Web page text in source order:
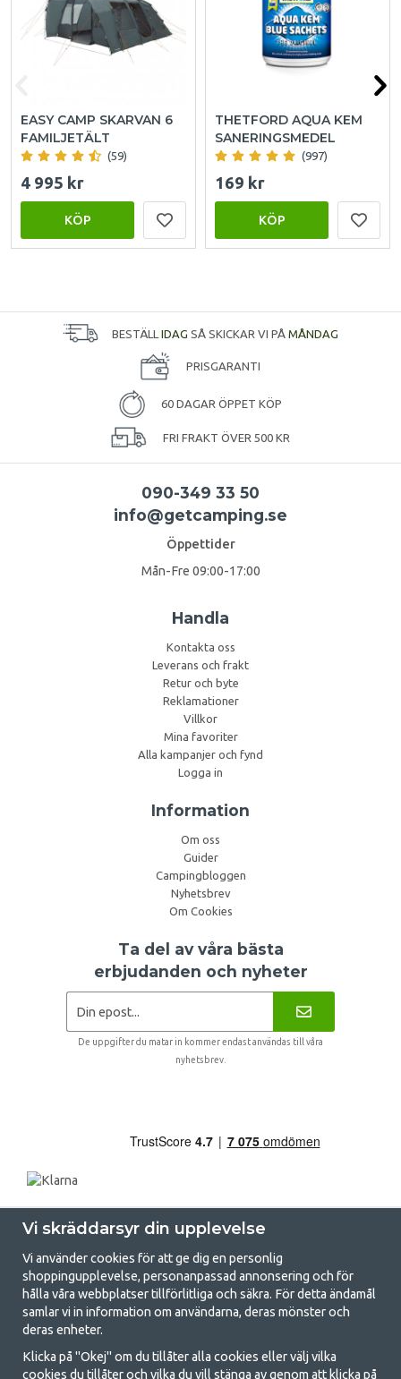
EASY CAMP SKARVAN 6
FAMILJETÄLT
(59)
4 995 kr
KÖP
THETFORD AQUA KEM
SANERINGSMEDEL
(997)
169 kr
KÖP
BESTÄLL IDAG SÅ SKICKAR VI PÅ MÅNDAG
PRISGARANTI
60 DAGAR ÖPPET KÖP
FRI FRAKT ÖVER 500 KR
090-349 33 50
info@getcamping.se
Öppettider
Mån-Fre 09:00-17:00
Handla
Kontakta oss
Leverans och frakt
Retur och byte
Reklamationer
Villkor
Mina favoriter
Alla kampanjer och fynd
Logga in
Information
Om oss
Guider
Campingbloggen
Nyhetsbrev
Om Cookies
Ta del av våra bästa
erbjudanden och nyheter
De uppgifter du matar in kommer endast användas till våra
nyhetsbrev.
GetCamping.se - Din butik för camping
och uteliv
Vi skräddarsyr din upplevelse
Vi använder cookies för att ge dig en personlig
shoppingupplevelse, personanpassad annonsering och för
hålla våra webbplatser tillförlitliga och säkra. För detta ändamål
samlar vi in information om användarna, deras mönster och
deras enheter.
Klicka på "Okej" om du tillåter alla cookies eller välj vilka
cookies du tillåter och vilka du vill stänga av genom att klicka på